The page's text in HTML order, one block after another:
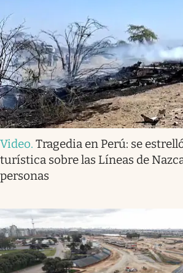
Video. Tragedia en Perú: se
turística sobre las Líneas de
personas